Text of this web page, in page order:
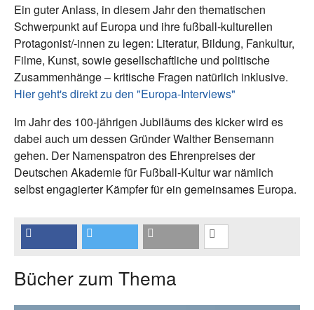
Ein guter Anlass, in diesem Jahr den thematischen
Schwerpunkt auf Europa und ihre fußball-kulturellen
Protagonist/-innen zu legen: Literatur, Bildung, Fankultur,
Filme, Kunst, sowie gesellschaftliche und politische
Zusammenhänge – kritische Fragen natürlich inklusive.
Hier geht's direkt zu den "Europa-Interviews"
Im Jahr des 100-jährigen Jubiläums des kicker wird es
dabei auch um dessen Gründer Walther Bensemann
gehen. Der Namenspatron des Ehrenpreises der
Deutschen Akademie für Fußball-Kultur war nämlich
selbst engagierter Kämpfer für ein gemeinsames Europa.
Bücher zum Thema